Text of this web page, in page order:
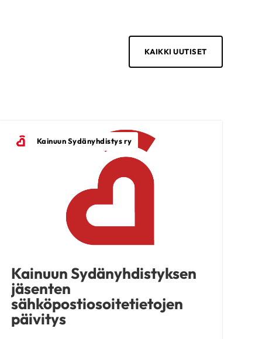
KAIKKI UUTISET
Kainuun Sydänyhdistys ry
Kainuun Sydänyhdistyksen
jäsenten
sähköpostiosoitetietojen
päivitys